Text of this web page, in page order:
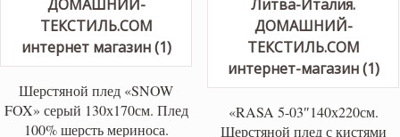
Шерстяной плед «SNOW
FOX» серый 130х170см. Плед
100% шерсть мериноса.
«RASA 5-03″140х220см.
Шерстяной плед с кистями